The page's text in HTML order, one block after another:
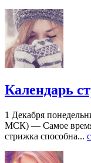
Календарь
1 Декабря
МСК) — Самое время
стрижка способна...